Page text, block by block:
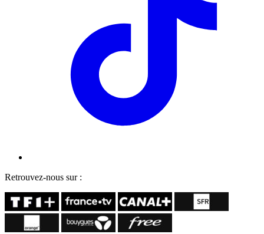
Retrouvez-nous sur :